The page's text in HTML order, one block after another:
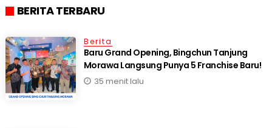
BERITA TERBARU
Berita
‎Baru Grand Opening, Bingchun Tanjung
35 menit lalu